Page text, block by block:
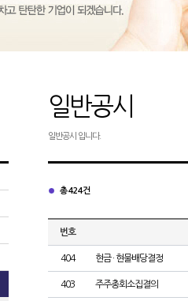
일반공시
일반공시 입니다.
총 424건
번호
404 현금 · 현물배당결정
403 주주총회소집결의